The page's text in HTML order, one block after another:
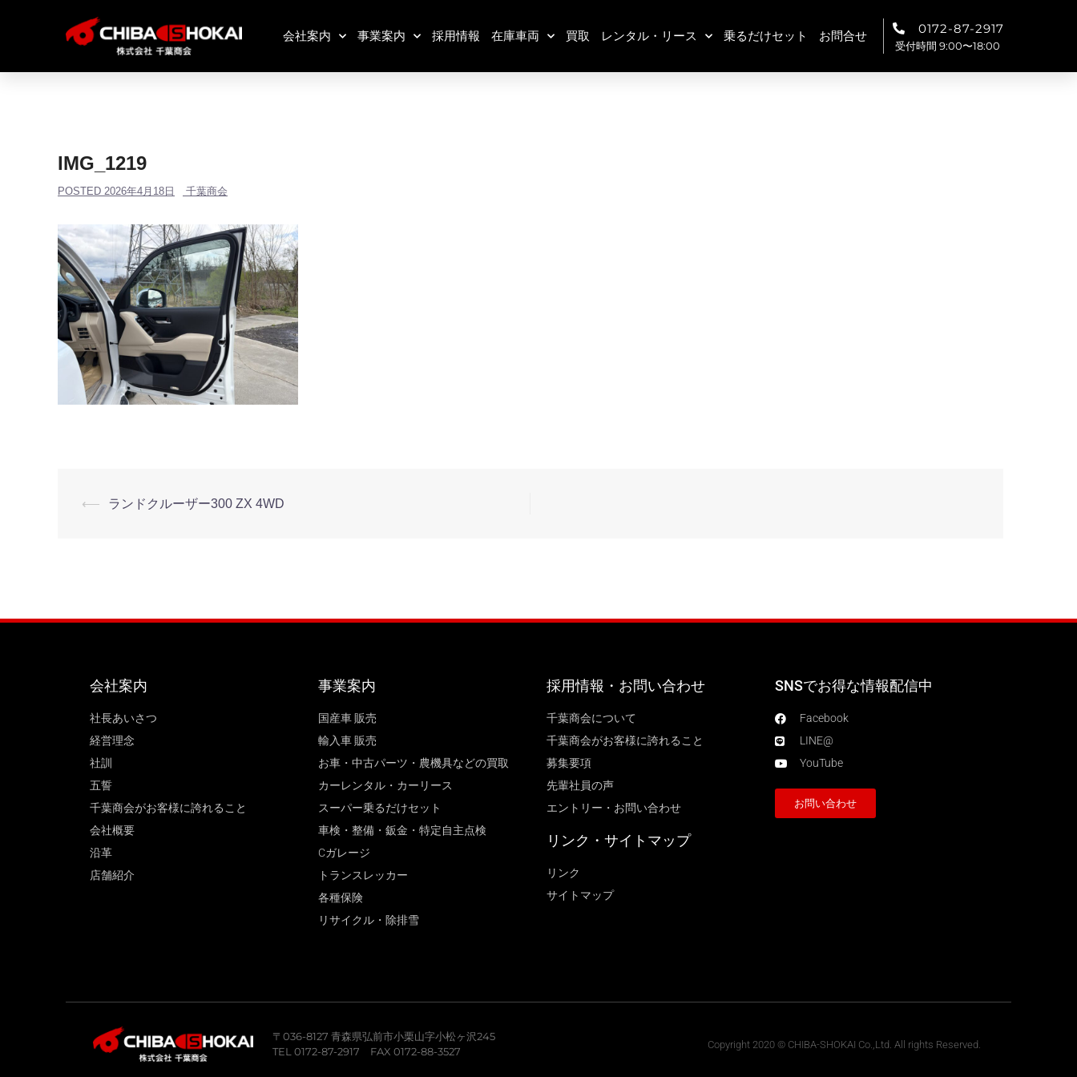
会社案内 事業案内 採用情報 在庫車両 買取 レンタル・リース 乗るだけセット お問合せ 0172-87-2917
受付時間 9:00〜18:00
IMG_1219
POSTED 2026年4月18日 千葉商会
⟵ ランドクルーザー300 ZX 4WD
会社案内
社長あいさつ
経営理念
社訓
五誓
千葉商会がお客様に誇れること
会社概要
沿革
店舗紹介
事業案内
国産車 販売
輸入車 販売
お車・中古パーツ・農機具などの買取
カーレンタル・カーリース
スーパー乗るだけセット
車検・整備・鈑金・特定自主点検
Cガレージ
トランスレッカー
各種保険
リサイクル・除排雪
採用情報・お問い合わせ
千葉商会について
千葉商会がお客様に誇れること​
募集要項
先輩社員の声
エントリー・お問い合わせ
リンク・サイトマップ
リンク
サイトマップ
SNSでお得な情報配信中
Facebook
LINE@
YouTube
お問い合わせ
〒036-8127 青森県弘前市小栗山字小松ヶ沢245
TEL 0172-87-2917 FAX 0172-88-3527
Copyright 2020 © CHIBA-SHOKAI Co.,Ltd. All rights Reserved.